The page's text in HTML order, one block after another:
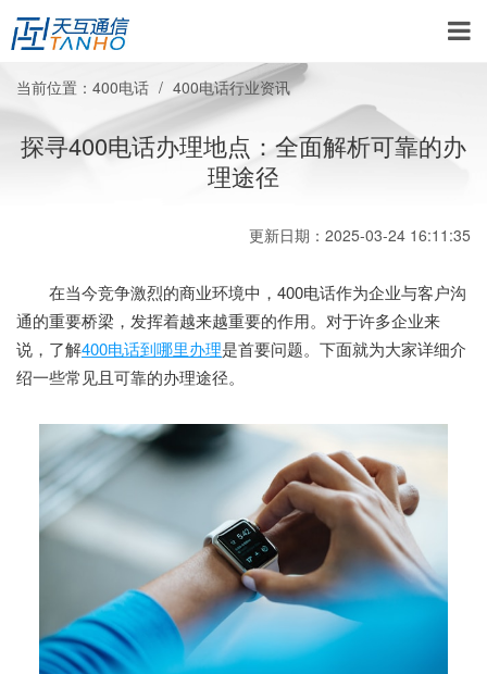
当前位置： 400电话 400电话行业资讯
探寻400电话办理地点：全面解析可靠的办
理途径
更新日期：2025-03-24 16:11:35
在当今竞争激烈的商业环境中，400电话作为企业与客户沟
通的重要桥梁，发挥着越来越重要的作用。对于许多企业来
说，了解400电话到哪里办理是首要问题。下面就为大家详细介
绍一些常见且可靠的办理途径。